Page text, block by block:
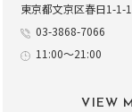
東京都文京区春日1-1-1
03-3868-7066
11:00～21:00
VIEW